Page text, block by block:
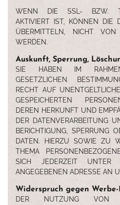
WENN DIE SSL- BZW.
AKTIVIERT IST, KÖNNEN DIE
ÜBERMITTELN, NICHT VON
WERDEN.
Auskunft, Sperrung,
SIE HABEN IM
GESETZLICHEN
RECHT AUF
GESPEICHERTEN
DEREN HERKUNFT UND
DER DATENVERARBEITUNG
BERICHTIGUNG, SPERRUNG
DATEN. HIERZU SOWIE ZU
THEMA
SICH JEDERZEIT UNTER
ANGEGEBENEN ADRESSE AN
Widerspruch gegen
DER NUTZUNG VON